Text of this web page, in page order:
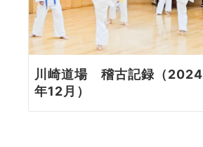
川崎道場 稽古記録（2024
年12月）